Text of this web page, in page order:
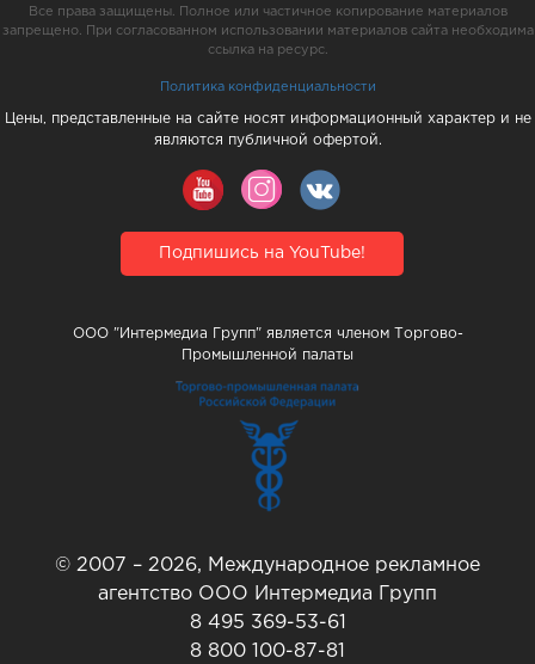
Все права защищены. Полное или частичное копирование материалов
запрещено. При согласованном использовании материалов сайта необходима
ссылка на ресурс.
Политика конфиденциальности
Цены, представленные на сайте носят информационный характер и не
являются публичной офертой.
Подпишись на YouTube!
ООО "Интермедиа Групп" является членом Торгово-
Промышленной палаты
© 2007 – 2026, Международное рекламное
агентство ООО Интермедиа Групп
8 495 369-53-61
8 800 100-87-81